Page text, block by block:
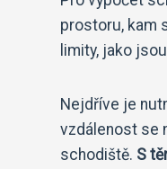
prostoru, kam
limity, jako
Nejdříve je
vzdálenost se
schodiště. S